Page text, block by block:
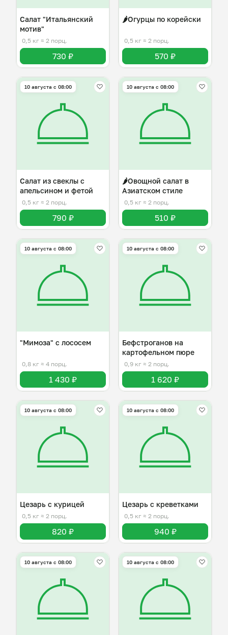
Салат "Итальянский
мотив"
0,5 кг ≈ 2 порц.
730 ₽
🌶️Огурцы по корейски
0,5 кг ≈ 2 порц.
570 ₽
10 августа с 08:00
Салат из свеклы с
апельсином и фетой
0,5 кг ≈ 2 порц.
790 ₽
10 августа с 08:00
🌶️Овощной салат в
Азиатском стиле
0,5 кг ≈ 2 порц.
510 ₽
10 августа с 08:00
"Мимоза" с лососем
0,8 кг ≈ 4 порц.
1 430 ₽
10 августа с 08:00
Бефстроганов на
картофельном пюре
0,9 кг ≈ 2 порц.
1 620 ₽
10 августа с 08:00
Цезарь с курицей
0,5 кг ≈ 2 порц.
820 ₽
10 августа с 08:00
Цезарь с креветками
0,5 кг ≈ 2 порц.
940 ₽
10 августа с 08:00 10 августа с 08:00